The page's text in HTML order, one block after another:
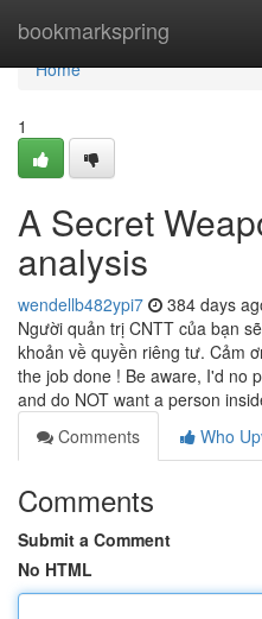
bookmarkspring
Home
Home
1
A Secret
analysis
wendellb482ypi7 384 days
Người quản trị CNTT của bạn
khoản về quyền riêng tư. Cảm
the job done ! Be aware, I'd no
and do NOT want a person
Comments
Who
Comments
Submit a Comment
No HTML